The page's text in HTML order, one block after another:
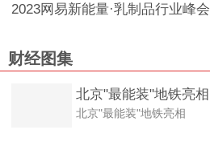
2023网易新能量·乳制品行业峰会
财经图集
北京"最能装"地铁亮相
北京"最能装"地铁亮相